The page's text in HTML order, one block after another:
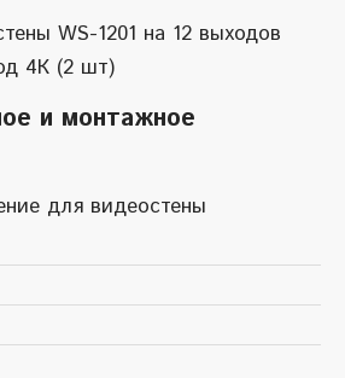
WS-1201 на 12 выходов
4К (2 шт)
и монтажное
для видеостены